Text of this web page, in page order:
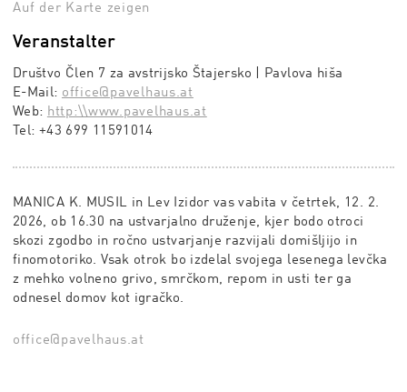
Auf der Karte zeigen
Veranstalter
Društvo Člen 7 za avstrijsko Štajersko | Pavlova hiša
E-Mail: office@pavelhaus.at
Web: http:\\www.pavelhaus.at
Tel: +43 699 11591014
MANICA K. MUSIL in Lev Izidor vas vabita v četrtek, 12. 2.
2026, ob 16.30 na ustvarjalno druženje, kjer bodo otroci
skozi zgodbo in ročno ustvarjanje razvijali domišljijo in
finomotoriko. Vsak otrok bo izdelal svojega lesenega levčka
z mehko volneno grivo, smrčkom, repom in usti ter ga
odnesel domov kot igračko.
office@pavelhaus.at